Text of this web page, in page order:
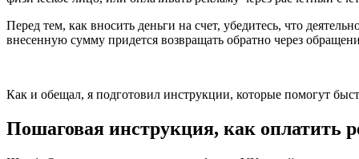
Перед тем, как вносить деньги на счет, убедитесь, что
внесенную сумму придется возвращать обратно через
Как и обещал, я подготовил инструкции, которые помогут
Пошаговая инструкция, как оплатить